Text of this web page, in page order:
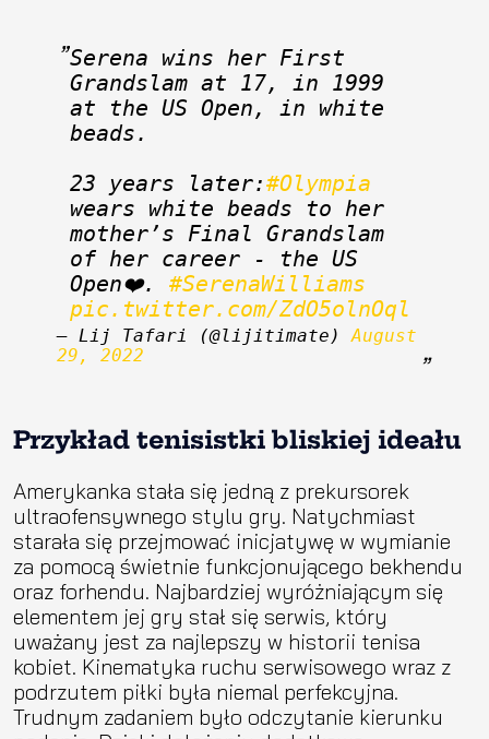
Serena wins her First
Grandslam at 17, in 1999
at the US Open, in white
beads.
23 years later:#Olympia
wears white beads to her
mother’s Final Grandslam
of her career - the US
Open❤️. #SerenaWilliams
pic.twitter.com/ZdO5olnOql
— Lij Tafari (@lijitimate) August
29, 2022
Przykład tenisistki bliskiej ideału
Amerykanka stała się jedną z prekursorek
ultraofensywnego stylu gry. Natychmiast
starała się przejmować inicjatywę w wymianie
za pomocą świetnie funkcjonującego bekhendu
oraz forhendu. Najbardziej wyróżniającym się
elementem jej gry stał się serwis, który
uważany jest za najlepszy w historii tenisa
kobiet. Kinematyka ruchu serwisowego wraz z
podrzutem piłki była niemal perfekcyjna.
Trudnym zadaniem było odczytanie kierunku